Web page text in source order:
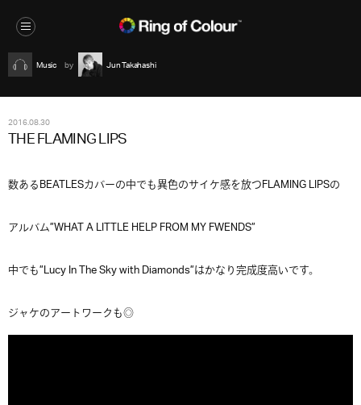
Music Jun Takahashi
2016.08.30
THE FLAMING LIPS
数あるBEATLESカバーの中でも異色のサイケ感を放つFLAMING LIPSの
アルバム”WHAT A LITTLE HELP FROM MY FWENDS”
中でも”Lucy In The Sky with Diamonds”はかなり完成度高いです。
ジャケのアートワークも◎